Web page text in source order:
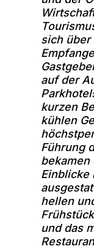
sich über
auf der
kurzen
kühlen
Führung
bekamen
Einblicke
hellen
und das